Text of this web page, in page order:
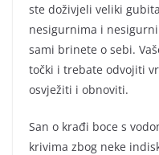
ste doživjeli veliki
nesigurnima i
sami brinete o sebi.
točki i trebate odvojiti
osvježiti i obnoviti.
San o krađi boce s
krivima zbog neke